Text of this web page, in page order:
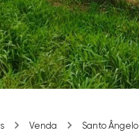
Venda Santo Ângelo